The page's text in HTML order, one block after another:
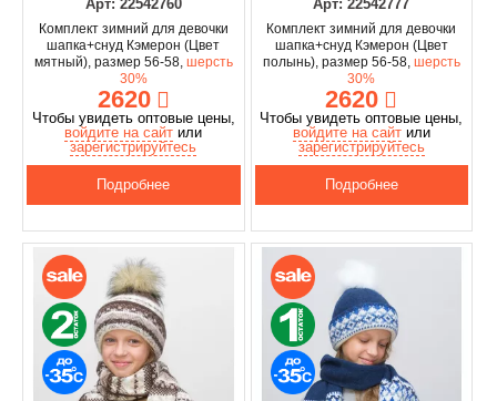
Арт: 22542760
Комплект зимний для девочки
шапка+снуд Кэмерон (Цвет
мятный), размер 56-58, шерсть
30%
2620
Чтобы увидеть оптовые цены,
войдите на сайт или
зарегистрируйтесь
Подробнее
Арт: 22542777
Комплект зимний для девочки
шапка+снуд Кэмерон (Цвет
полынь), размер 56-58, шерсть
30%
2620
Чтобы увидеть оптовые цены,
войдите на сайтили
зарегистрируйтесь
Подробнее